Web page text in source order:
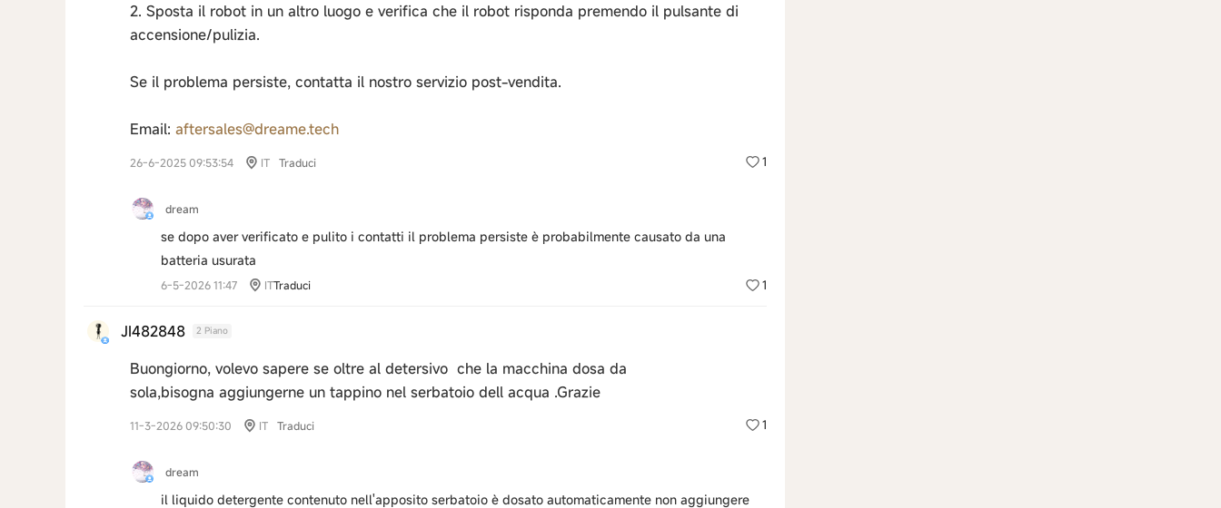
2. Sposta il robot in un altro luogo e verifica che il robot risponda premendo il pulsante di
accensione/pulizia.
Se il problema persiste, contatta il nostro servizio post-vendita.
Email: aftersales@dreame.tech
1
26-6-2025 09:53:54 IT Traduci
dream
se dopo aver verificato e pulito i contatti il problema persiste è probabilmente causato da una
batteria usurata
6-5-2026 11:47 ITTraduci 1
JI482848 2 Piano
Buongiorno, volevo sapere se oltre al detersivo che la macchina dosa da
sola,bisogna aggiungerne un tappino nel serbatoio dell acqua .Grazie
1
11-3-2026 09:50:30 IT Traduci
dream
il liquido detergente contenuto nell'apposito serbatoio è dosato automaticamente non aggiungere